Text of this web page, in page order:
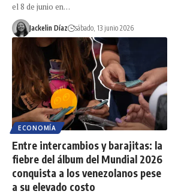
el 8 de junio en…
Jackelin Díaz sábado, 13 junio 2026
ECONOMÍA
Entre intercambios y barajitas: la
fiebre del álbum del Mundial 2026
conquista a los venezolanos pese
a su elevado costo